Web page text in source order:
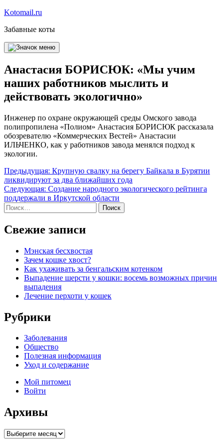
Перейти
содержимому
Kotomail.ru
Забавные коты
Анастасия БОРИСЮК: «Мы учим
наших работников мыслить и
действовать экологично»
Инженер по охране окружающей среды Омского завода
полипропилена «Полиом» Анастасия БОРИСЮК рассказала
обозревателю «Коммерческих Вестей» Анастасии
ИЛЬЧЕНКО, как у работников завода менялся подход к
экологии.
Навигация
по
записям
Предыдущая: Крупную свалку на берегу Байкала в Бурятии
ликвидируют за два ближайших года
Следующая: Создание народного экологического рейтинга
поддержали в Иркутской области
Найти:
Свежие записи
Мэнская бесхвостая
Зачем кошке хвост?
Как ухаживать за бенгальским котенком
Выпадение шерсти у кошки: восемь возможных причин
выпадения
Лечение перхоти у кошек
Рубрики
Заболевания
Общество
Полезная информация
Уход и содержание
Мой питомец
Войти
Архивы
Архивы